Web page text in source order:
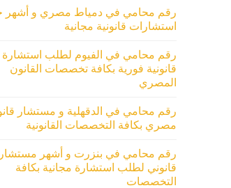
رقم محامي في دمياط مصري و أشهر
استشارات قانونية مجانية
رقم محامي في الفيوم لطلب استشارة
قانونية فورية بكافة تخصصات القانون
المصري
رقم محامي في الدقهلية و مستشار
مصري بكافة التخصصات القانونية
رقم محامي في بنزرت و أشهر مستشار
قانوني لطلب استشارة مجانية بكافة
التخصصات